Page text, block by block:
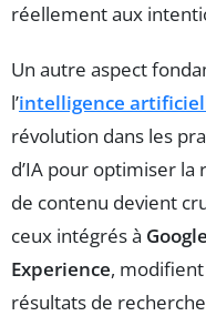
réellement aux
Un autre aspect
l’intelligence
révolution dans les
d’IA pour optimiser
de contenu devient
ceux intégrés à
Experience,
résultats de